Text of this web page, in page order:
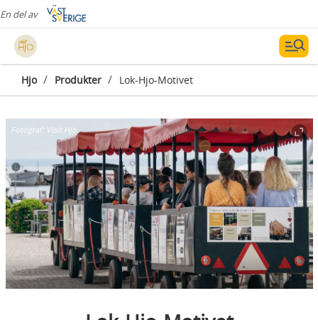
En del av
Hjo / Produkter / Lok-Hjo-Motivet
Fotograf: Visit Hjo